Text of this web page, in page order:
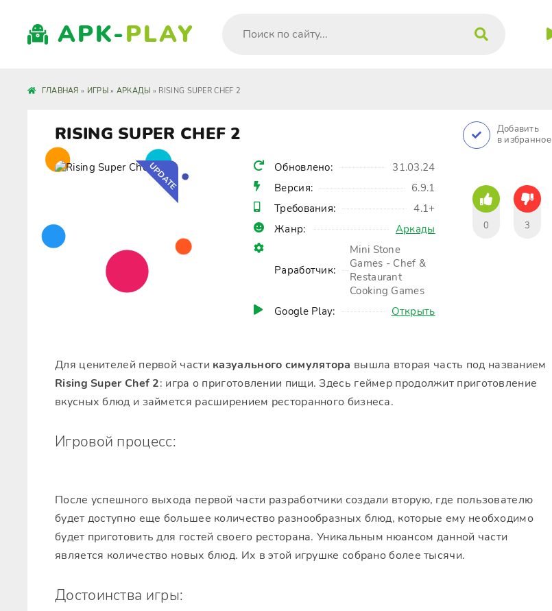
APK-PLAY
ГЛАВНАЯ » ИГРЫ» АРКАДЫ » RISING SUPER CHEF 2
RISING SUPER CHEF 2
Обновлено:
31.03.24
Версия:
6.9.1
Требования:
4.1+
Жанр:
Аркады
Раработчик:
Mini Stone
Games - Chef &
Restaurant
Cooking Games
Google Play:
Открыть
UPDATE
Добавить
в избранное
0 3
Для ценителей первой части казуального симулятора вышла вторая часть под названием
Rising Super Chef 2: игра о приготовлении пищи. Здесь геймер продолжит приготовление
вкусных блюд и займется расширением ресторанного бизнеса.
Игровой процесс:
После успешного выхода первой части разработчики создали вторую, где пользователю
будет доступно еще большее количество разнообразных блюд, которые ему необходимо
будет приготовить для гостей своего ресторана. Уникальным нюансом данной части
является количество новых блюд. Их в этой игрушке собрано более тысячи.
Достоинства игры: